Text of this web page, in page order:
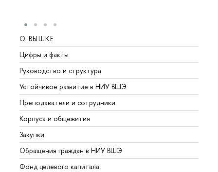
О ВЫШКЕ
Цифры и факты
Руководство и структура
Устойчивое развитие в НИУ ВШЭ
Преподаватели и сотрудники
Корпуса и общежития
Закупки
Обращения граждан в НИУ ВШЭ
Фонд целевого капитала